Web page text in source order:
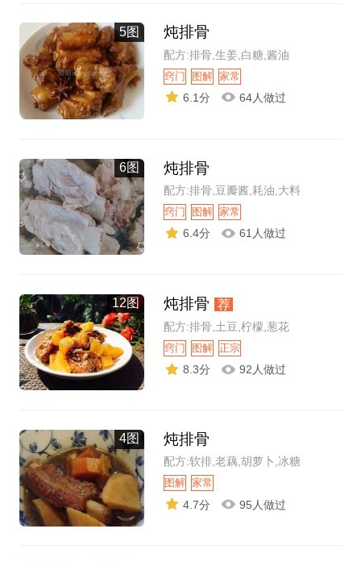
5图 炖排骨
配方:排骨,生姜,白糖,酱油
窍门 图解 家常
6.1分 64人做过
6图 炖排骨
配方:排骨,豆瓣酱,耗油,大料
窍门 图解 家常
6.4分 61人做过
12图 炖排骨 荐
配方:排骨,土豆,柠檬,葱花
窍门 图解 正宗
8.3分 92人做过
4图 炖排骨
配方:软排,老藕,胡萝卜,冰糖
图解 家常
4.7分 95人做过